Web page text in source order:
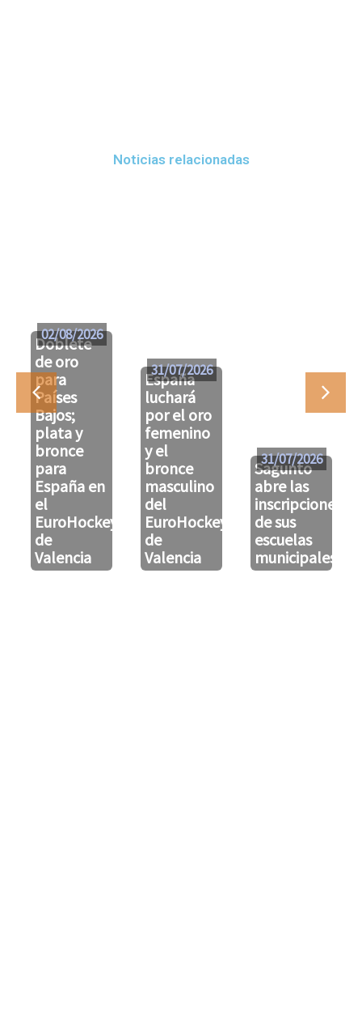
Noticias relacionadas
Doblete
de oro
para
Países
Bajos;
plata y
bronce
para
España en
el
EuroHockeyU21
de
Valencia
02/08/2026
España
luchará
por el oro
femenino
y el
bronce
masculino
del
EuroHockeyU21
de
Valencia
31/07/2026
Sagunto
abre las
inscripciones
de sus
escuelas
municipales
31/07/2026